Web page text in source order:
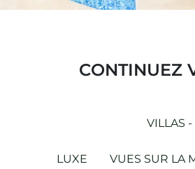
CONTINUEZ
VILLAS
LUXE VUES SUR LA